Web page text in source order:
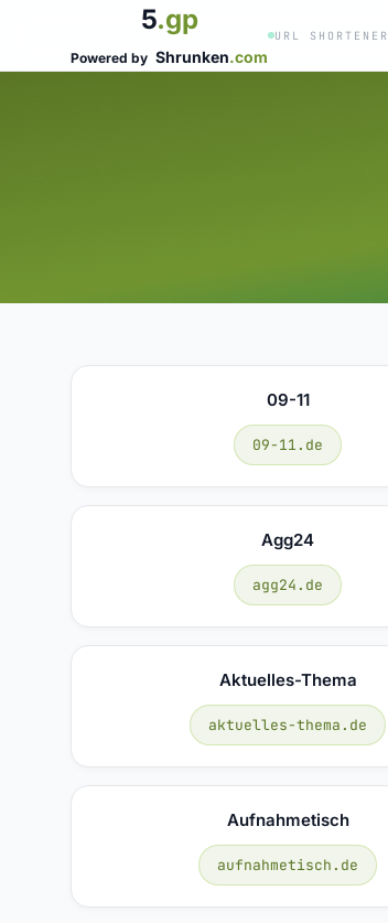
5.gp
Powered by Shrunken.com
URL SHORTENER
09-11
09-11.de
Agg24
agg24.de
Aktuelles-Thema
aktuelles-thema.de
Aufnahmetisch
aufnahmetisch.de